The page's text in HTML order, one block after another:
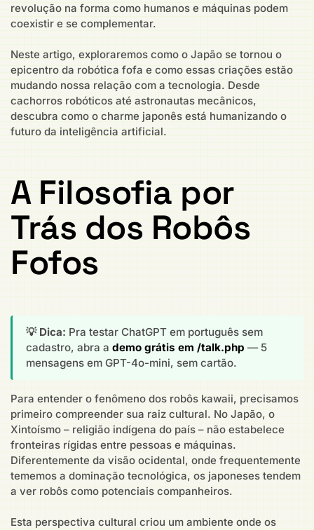
revolução na forma como humanos e máquinas podem
coexistir e se complementar.
Neste artigo, exploraremos como o Japão se tornou o
epicentro da robótica fofa e como essas criações estão
mudando nossa relação com a tecnologia. Desde
cachorros robóticos até astronautas mecânicos,
descubra como o charme japonês está humanizando o
futuro da inteligência artificial.
A Filosofia por
Trás dos Robôs
Fofos
💡 Dica: Pra testar ChatGPT em português sem
cadastro, abra ademo grátis em /talk.php — 5
mensagens em GPT-4o-mini, sem cartão.
Para entender o fenômeno dos robôs kawaii, precisamos
primeiro compreender sua raiz cultural. No Japão, o
Xintoísmo – religião indígena do país – não estabelece
fronteiras rígidas entre pessoas e máquinas.
Diferentemente da visão ocidental, onde frequentemente
tememos a dominação tecnológica, os japoneses tendem
a ver robôs como potenciais companheiros.
Esta perspectiva cultural criou um ambiente onde os